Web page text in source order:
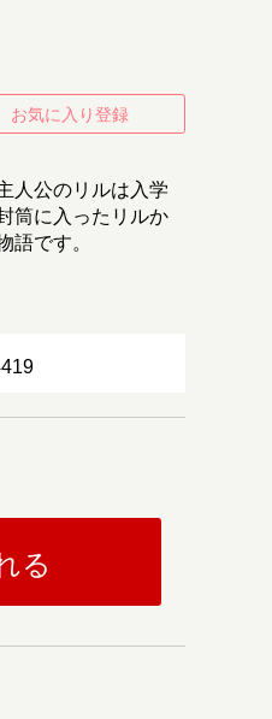
お気に入り登録
人公のリルは入学
筒に入ったリルか
です。
る